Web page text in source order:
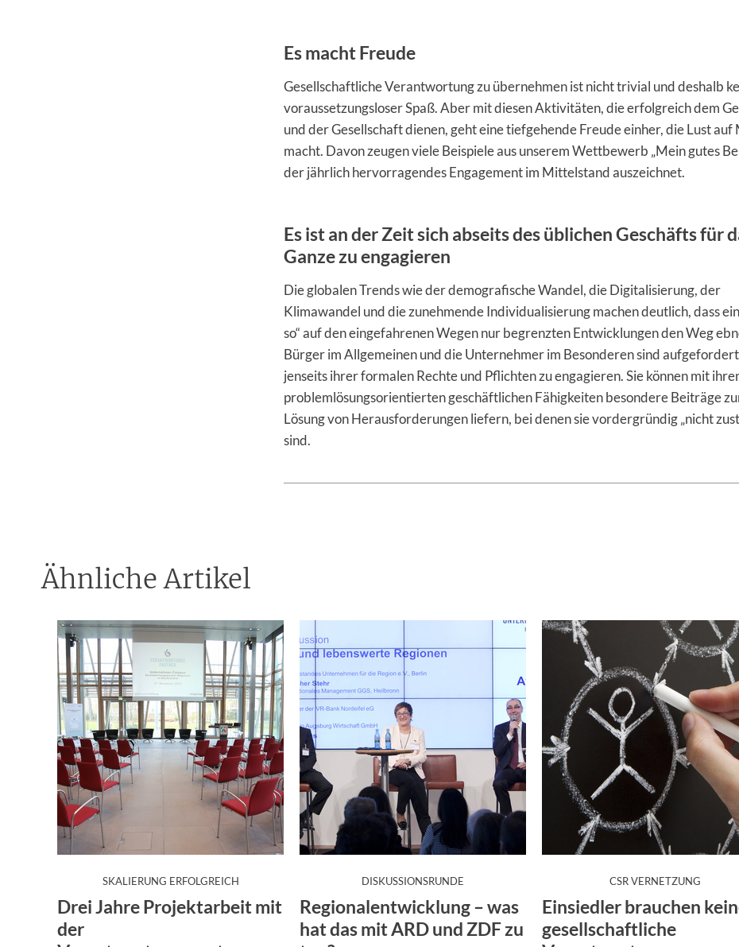
Es macht Freude
Gesellschaftliche Verantwortung zu übernehmen ist nicht trivial und deshalb
voraussetzungsloser Spaß. Aber mit diesen Aktivitäten, die erfolgreich dem
und der Gesellschaft dienen, geht eine tiefgehende Freude einher, die Lust auf
macht. Davon zeugen viele Beispiele aus unserem Wettbewerb „Mein gutes
der jährlich hervorragendes Engagement im Mittelstand auszeichnet.
Es ist an der Zeit sich abseits des üblichen Geschäfts für
Ganze zu engagieren
Die globalen Trends wie der demografische Wandel, die Digitalisierung, der
Klimawandel und die zunehmende Individualisierung machen deutlich, dass
so“ auf den eingefahrenen Wegen nur begrenzten Entwicklungen den Weg
Bürger im Allgemeinen und die Unternehmer im Besonderen sind
jenseits ihrer formalen Rechte und Pflichten zu engagieren. Sie können mit
problemlösungsorientierten geschäftlichen Fähigkeiten besondere Beiträge
Lösung von Herausforderungen liefern, bei denen sie vordergründig „nicht
sind.
Ähnliche Artikel
SKALIERUNG ERFOLGREICH:
Drei Jahre Projektarbeit mit
der
DISKUSSIONSRUNDE
Regionalentwicklung – was
hat das mit ARD und ZDF zu
CSR VERNETZUNG
Einsiedler brauchen
gesellschaftliche